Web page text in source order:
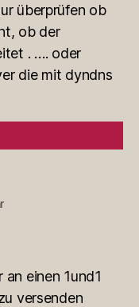
überprüfen ob
ob der
. …. oder
die mit dyndns
einen 1und1
versenden